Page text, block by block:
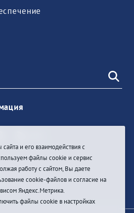
и его взаимодействия с
файлы cookie и сервис
работу с сайтом, Вы даете
cookie-файлов и согласие на
Яндекс.Метрика.
файлы cookie в настройках